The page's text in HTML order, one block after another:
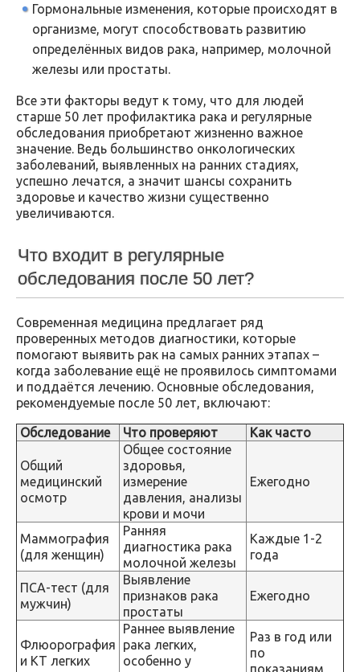
Гормональные изменения, которые происходят в
организме, могут способствовать развитию
определённых видов рака, например, молочной
железы или простаты.
Все эти факторы ведут к тому, что для людей
старше 50 лет профилактика рака и регулярные
обследования приобретают жизненно важное
значение. Ведь большинство онкологических
заболеваний, выявленных на ранних стадиях,
успешно лечатся, а значит шансы сохранить
здоровье и качество жизни существенно
увеличиваются.
Что входит в регулярные
обследования после 50 лет?
Современная медицина предлагает ряд
проверенных методов диагностики, которые
помогают выявить рак на самых ранних этапах –
когда заболевание ещё не проявилось симптомами
и поддаётся лечению. Основные обследования,
рекомендуемые после 50 лет, включают:
Обследование Что проверяют Как часто
Общий
медицинский
осмотр
Общее состояние
здоровья,
измерение
давления, анализы
крови и мочи
Ежегодно
Маммография
(для женщин)
Ранняя
диагностика рака
молочной железы
Каждые 1-2
года
ПСА-тест (для
мужчин)
Выявление
признаков рака
простаты
Ежегодно
Флюорография
и КТ легких
Раннее выявление
рака легких,
особенно у
Раз в год или
по
показаниям